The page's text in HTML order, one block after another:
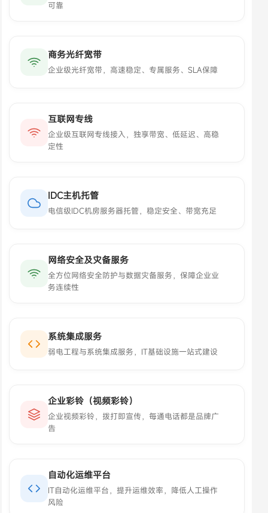
可靠
商务光纤宽带
企业级光纤宽带，高速稳定、专属服务、SLA保障
互联网专线
企业级互联网专线接入，独享带宽、低延迟、高稳
定性
IDC主机托管
电信级IDC机房服务器托管，稳定安全、带宽充足
网络安全及灾备服务
全方位网络安全防护与数据灾备服务，保障企业业
务连续性
系统集成服务
弱电工程与系统集成服务，IT基础设施一站式建设
企业彩铃（视频彩铃）
企业视频彩铃，拨打即宣传，每通电话都是品牌广
告
自动化运维平台
IT自动化运维平台，提升运维效率，降低人工操作
风险